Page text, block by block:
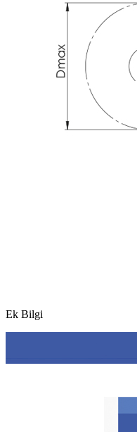
Ek Bilgi